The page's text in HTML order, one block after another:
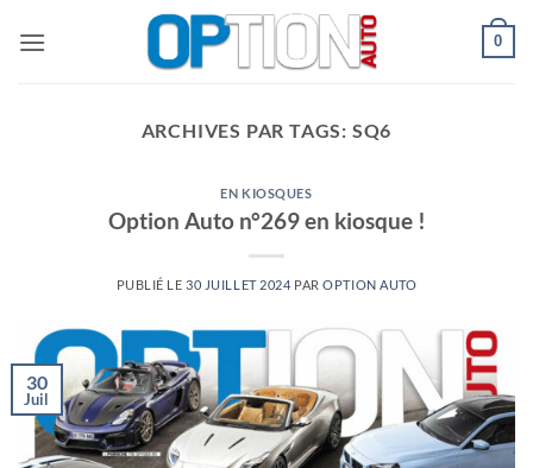
0
ARCHIVES PAR TAGS: SQ6
EN KIOSQUES
Option Auto n°269 en kiosque !
PUBLIÉ LE 30 JUILLET 2024 PAROPTION AUTO
30
Juil